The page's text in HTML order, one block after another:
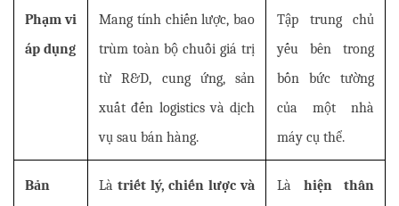
Phạm vi
áp dụng
Mang tính chiến lược, bao
trùm toàn bộ chuỗi giá trị
từ R&D, cung ứng, sản
xuất đến logistics và dịch
vụ sau bán hàng.
Tập trung chủ
yếu bên trong
bốn bức tường
của một nhà
máy cụ thể.
Bản
Là triết lý, chiến lược và
Là hiện thân